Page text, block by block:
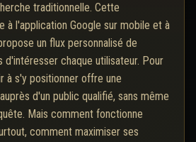
traditionnelle. Cette
à l'application Google sur mobile et à
un flux personnalisé de
d'intéresser chaque utilisateur. Pour
à s'y positionner offre une
d'un public qualifié, sans même
Mais comment fonctionne
comment maximiser ses